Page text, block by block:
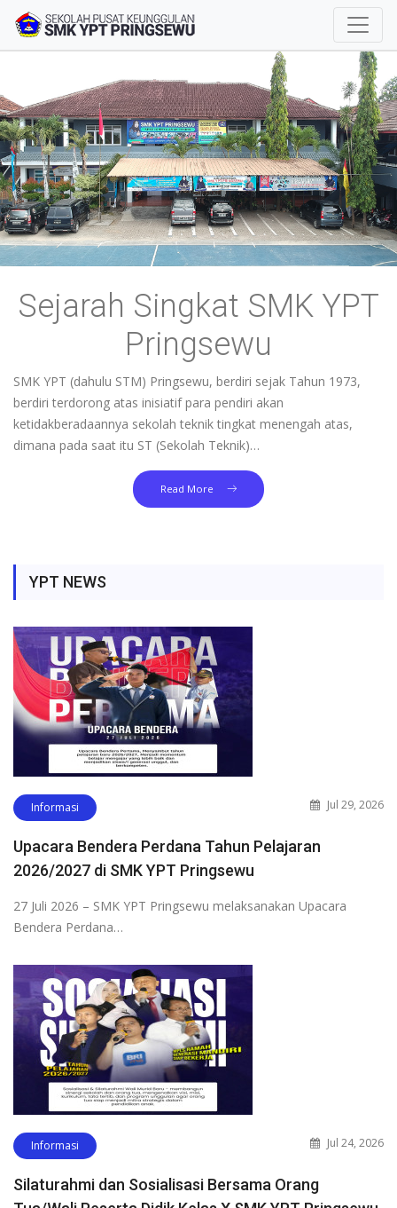
VISI MISI | SMK YPT
PRINGSEWU
VISI
MENJADI SEKOLAH TEKNIK YANG UNGGUL,
HUMANIS DAN BERKARAKTER PANCASILA
MEWUJUDKAN LULUSAN YANG
KOMPETEN DAN ADAPTIF
MAMPU BEKERJA,…
YPT NEWS
Informasi Jul 29, 2026
Upacara Bendera Perdana Tahun Pelajaran
2026/2027 di SMK YPT Pringsewu
27 Juli 2026 – SMK YPT Pringsewu melaksanakan Upacara
Bendera Perdana…
Informasi Jul 24, 2026
Silaturahmi dan Sosialisasi Bersama Orang